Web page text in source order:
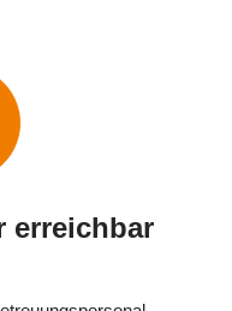
erreichbar